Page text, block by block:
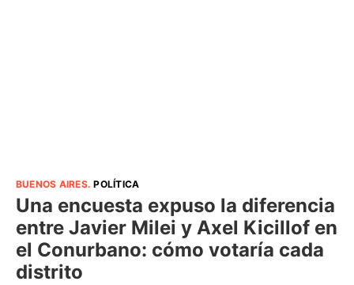
BUENOS AIRES.POLÍTICA
Una encuesta expuso la diferencia
entre Javier Milei y Axel Kicillof en
el Conurbano: cómo votaría cada
distrito